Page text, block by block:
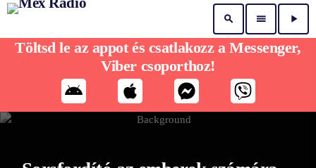
search menu play_arrow
Töltsd le az appot és csatlakozz a Messenger,
Viber csoporthoz!